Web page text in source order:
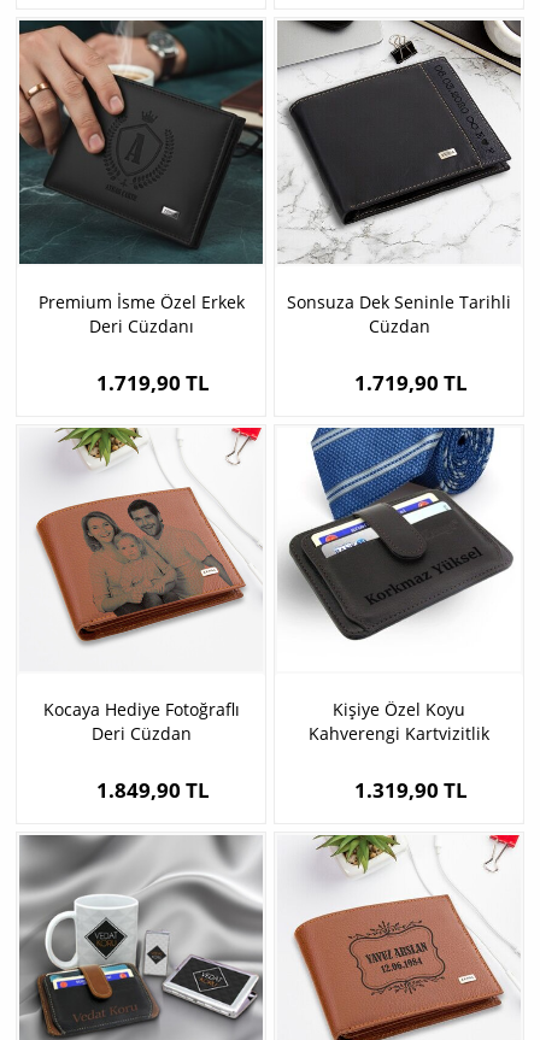
Premium İsme Özel Erkek
Deri Cüzdanı
1.719,90 TL
Sonsuza Dek Seninle Tarihli
Cüzdan
1.719,90 TL
Kocaya Hediye Fotoğraflı
Deri Cüzdan
1.849,90 TL
Kişiye Özel Koyu
Kahverengi Kartvizitlik
1.319,90 TL